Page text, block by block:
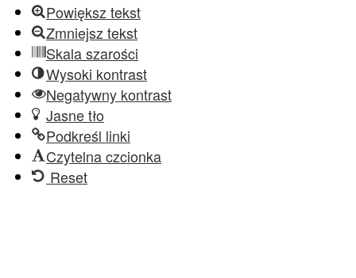
Powiększ tekst
Zmniejsz tekst
Skala szarości
Wysoki kontrast
Negatywny kontrast
Jasne tło
Podkreśl linki
Czytelna czcionka
Reset